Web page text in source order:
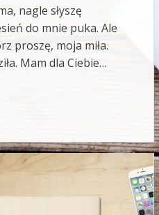
nagle słyszę
do mnie puka. Ale
proszę, moja miła.
Mam dla Ciebie…